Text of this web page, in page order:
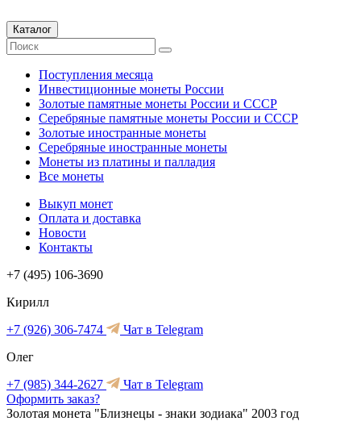
Каталог
Поступления месяца
Инвестиционные монеты России
Золотые памятные монеты России и СССР
Серебряные памятные монеты России и СССР
Золотые иностранные монеты
Серебряные иностранные монеты
Монеты из платины и палладия
Все монеты
Выкуп монет
Оплата и доставка
Новости
Контакты
+7 (495) 106-3690
Кирилл
+7 (926) 306-7474
Чат в Telegram
Олег
+7 (985) 344-2627
Чат в Telegram
Оформить заказ?
Золотая монета "Близнецы - знаки зодиака" 2003 год